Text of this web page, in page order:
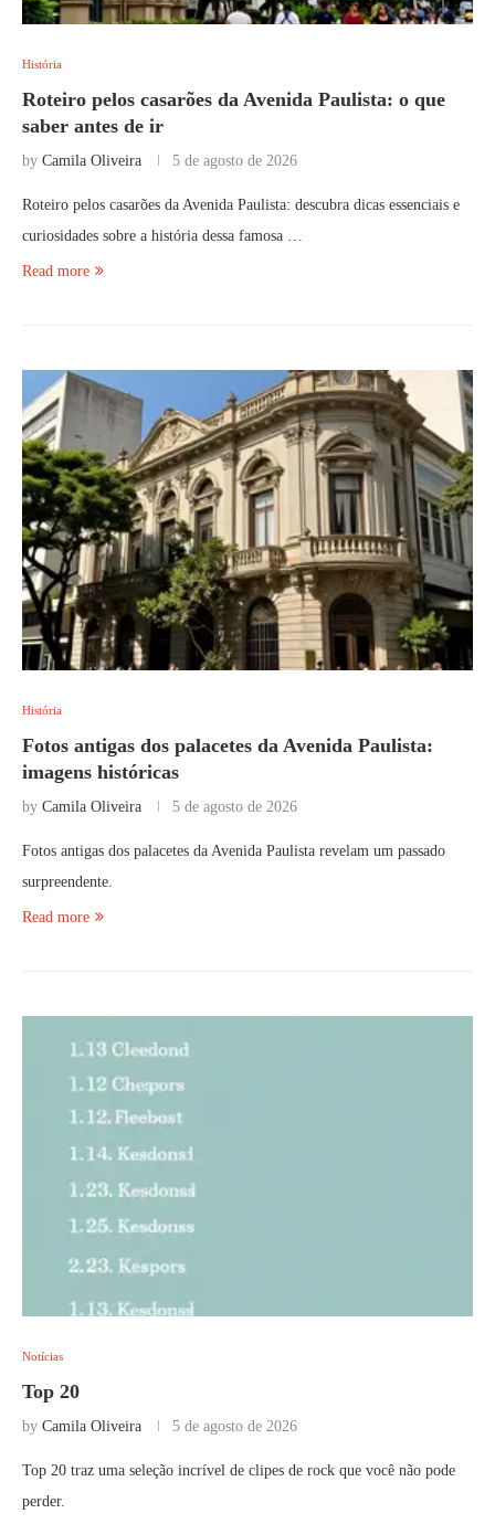
História
Roteiro pelos casarões da Avenida Paulista: o que
saber antes de ir
by Camila Oliveira 5 de agosto de 2026
Roteiro pelos casarões da Avenida Paulista: descubra dicas essenciais e
curiosidades sobre a história dessa famosa …
Read more
História
Fotos antigas dos palacetes da Avenida Paulista:
imagens históricas
by Camila Oliveira 5 de agosto de 2026
Fotos antigas dos palacetes da Avenida Paulista revelam um passado
surpreendente.
Read more
Notícias
Top 20
by Camila Oliveira 5 de agosto de 2026
Top 20 traz uma seleção incrível de clipes de rock que você não pode
perder.